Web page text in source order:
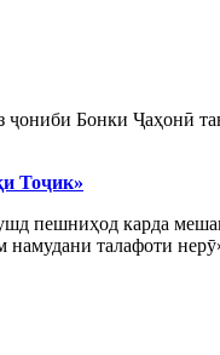
Бонки Ҷаҳонӣ
Тоҷик»
пешниҳод карда
талафоти